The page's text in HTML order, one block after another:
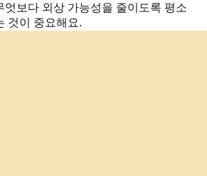
엇보다 외상 가능성을 줄이도록 평소
것이 중요해요.